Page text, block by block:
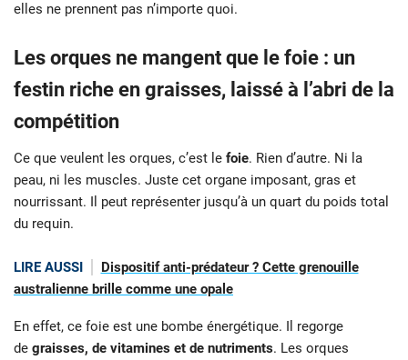
elles ne prennent pas n’importe quoi.
Les orques ne mangent que le foie : un
festin riche en graisses, laissé à l’abri de la
compétition
Ce que veulent les orques, c’est le foie. Rien d’autre. Ni la
peau, ni les muscles. Juste cet organe imposant, gras et
nourrissant. Il peut représenter jusqu’à un quart du poids total
du requin.
LIRE AUSSI
Dispositif anti-prédateur ? Cette grenouille
australienne brille comme une opale
En effet, ce foie est une bombe énergétique. Il regorge
de graisses, de vitamines et de nutriments. Les orques